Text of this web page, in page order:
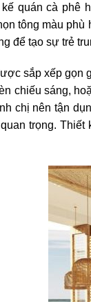
quán cà phê
tông màu phù
để tạo sự trẻ
sắp xếp gọn
chiếu sáng,
chị nên tận
trọng.